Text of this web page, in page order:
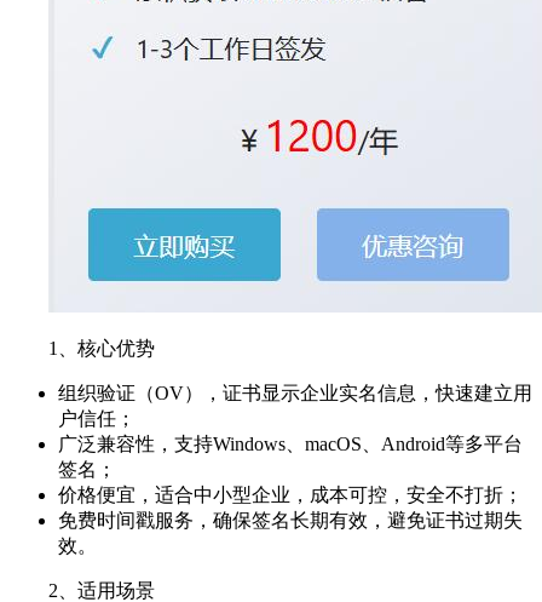
1、核心优势
组织验证（OV），证书显示企业实名信息，快速建立用
户信任；
广泛兼容性，支持Windows、macOS、Android等多平台
签名；
价格便宜，适合中小型企业，成本可控，安全不打折；
免费时间戳服务，确保签名长期有效，避免证书过期失
效。
2、适用场景